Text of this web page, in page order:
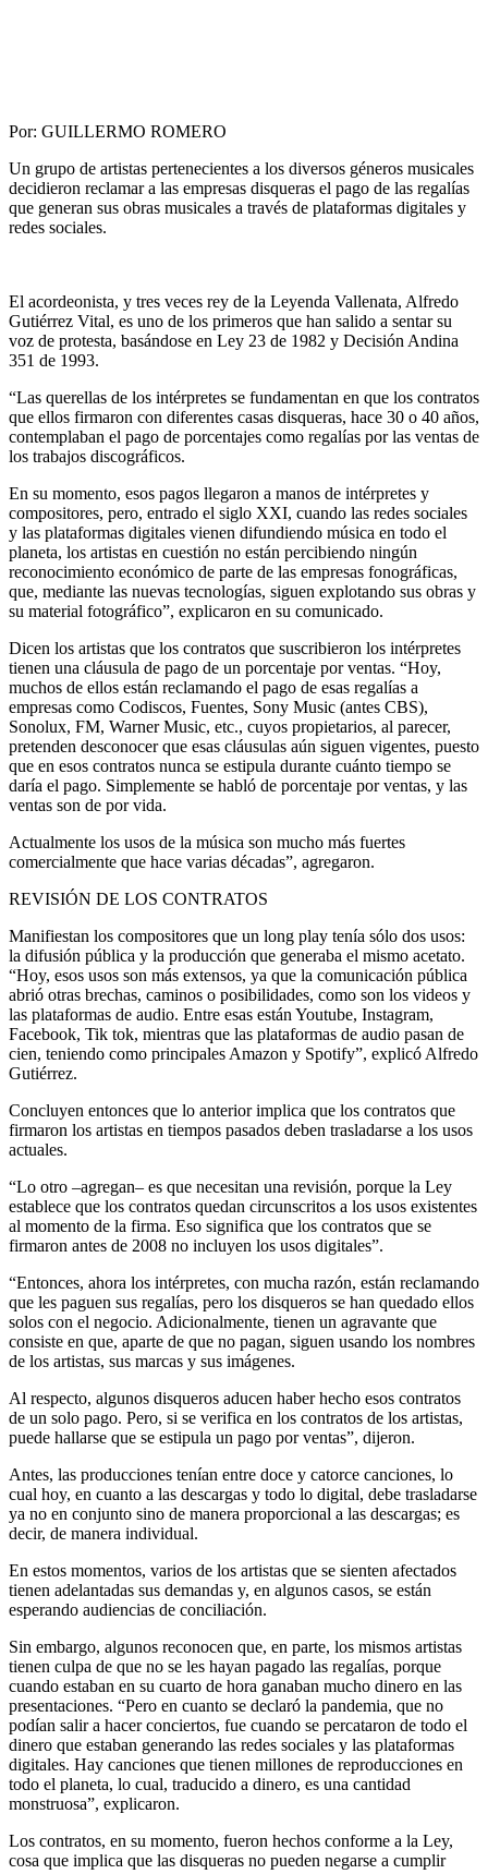
Por: GUILLERMO ROMERO
Un grupo de artistas pertenecientes a los diversos géneros musicales
decidieron reclamar a las empresas disqueras el pago de las regalías
que generan sus obras musicales a través de plataformas digitales y
redes sociales.
El acordeonista, y tres veces rey de la Leyenda Vallenata, Alfredo
Gutiérrez Vital, es uno de los primeros que han salido a sentar su
voz de protesta, basándose en Ley 23 de 1982 y Decisión Andina
351 de 1993.
“Las querellas de los intérpretes se fundamentan en que los contratos
que ellos firmaron con diferentes casas disqueras, hace 30 o 40 años,
contemplaban el pago de porcentajes como regalías por las ventas de
los trabajos discográficos.
En su momento, esos pagos llegaron a manos de intérpretes y
compositores, pero, entrado el siglo XXI, cuando las redes sociales
y las plataformas digitales vienen difundiendo música en todo el
planeta, los artistas en cuestión no están percibiendo ningún
reconocimiento económico de parte de las empresas fonográficas,
que, mediante las nuevas tecnologías, siguen explotando sus obras y
su material fotográfico”, explicaron en su comunicado.
Dicen los artistas que los contratos que suscribieron los intérpretes
tienen una cláusula de pago de un porcentaje por ventas. “Hoy,
muchos de ellos están reclamando el pago de esas regalías a
empresas como Codiscos, Fuentes, Sony Music (antes CBS),
Sonolux, FM, Warner Music, etc., cuyos propietarios, al parecer,
pretenden desconocer que esas cláusulas aún siguen vigentes, puesto
que en esos contratos nunca se estipula durante cuánto tiempo se
daría el pago. Simplemente se habló de porcentaje por ventas, y las
ventas son de por vida.
Actualmente los usos de la música son mucho más fuertes
comercialmente que hace varias décadas”, agregaron.
REVISIÓN DE LOS CONTRATOS
Manifiestan los compositores que un long play tenía sólo dos usos:
la difusión pública y la producción que generaba el mismo acetato.
“Hoy, esos usos son más extensos, ya que la comunicación pública
abrió otras brechas, caminos o posibilidades, como son los videos y
las plataformas de audio. Entre esas están Youtube, Instagram,
Facebook, Tik tok, mientras que las plataformas de audio pasan de
cien, teniendo como principales Amazon y Spotify”, explicó Alfredo
Gutiérrez.
Concluyen entonces que lo anterior implica que los contratos que
firmaron los artistas en tiempos pasados deben trasladarse a los usos
actuales.
“Lo otro –agregan– es que necesitan una revisión, porque la Ley
establece que los contratos quedan circunscritos a los usos existentes
al momento de la firma. Eso significa que los contratos que se
firmaron antes de 2008 no incluyen los usos digitales”.
“Entonces, ahora los intérpretes, con mucha razón, están reclamando
que les paguen sus regalías, pero los disqueros se han quedado ellos
solos con el negocio. Adicionalmente, tienen un agravante que
consiste en que, aparte de que no pagan, siguen usando los nombres
de los artistas, sus marcas y sus imágenes.
Al respecto, algunos disqueros aducen haber hecho esos contratos
de un solo pago. Pero, si se verifica en los contratos de los artistas,
puede hallarse que se estipula un pago por ventas”, dijeron.
Antes, las producciones tenían entre doce y catorce canciones, lo
cual hoy, en cuanto a las descargas y todo lo digital, debe trasladarse
ya no en conjunto sino de manera proporcional a las descargas; es
decir, de manera individual.
En estos momentos, varios de los artistas que se sienten afectados
tienen adelantadas sus demandas y, en algunos casos, se están
esperando audiencias de conciliación.
Sin embargo, algunos reconocen que, en parte, los mismos artistas
tienen culpa de que no se les hayan pagado las regalías, porque
cuando estaban en su cuarto de hora ganaban mucho dinero en las
presentaciones. “Pero en cuanto se declaró la pandemia, que no
podían salir a hacer conciertos, fue cuando se percataron de todo el
dinero que estaban generando las redes sociales y las plataformas
digitales. Hay canciones que tienen millones de reproducciones en
todo el planeta, lo cual, traducido a dinero, es una cantidad
monstruosa”, explicaron.
Los contratos, en su momento, fueron hechos conforme a la Ley,
cosa que implica que las disqueras no pueden negarse a cumplir